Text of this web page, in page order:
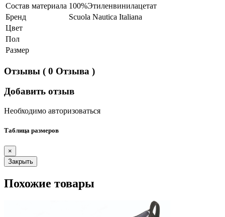
Состав материала 100%Этиленвинилацетат
Бренд
Scuola Nautica Italiana
Цвет
Пол
Размер
Отзывы ( 0 Отзыва )
Добавить отзыв
Необходимо авторизоваться
Таблица размеров
×
Закрыть
Похожие товары